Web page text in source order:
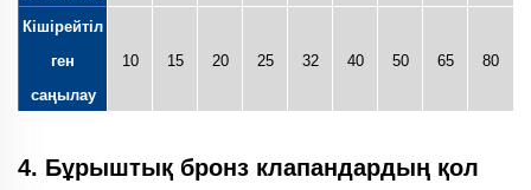
Кішірейтіл
ген
саңылау
10 15 20 25 32 40 50 65 80
4. Бұрыштық бронз клапандардың қол